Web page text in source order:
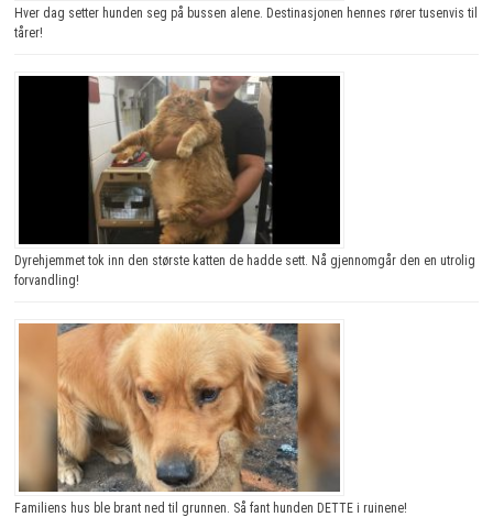
Hver dag setter hunden seg på bussen alene. Destinasjonen hennes rører tusenvis til
tårer!
Dyrehjemmet tok inn den største katten de hadde sett. Nå gjennomgår den en utrolig
forvandling!
Familiens hus ble brant ned til grunnen. Så fant hunden DETTE i ruinene!